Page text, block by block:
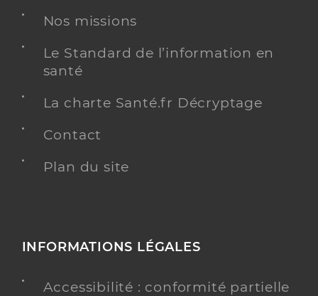
Nos missions
Le Standard de l’information en
santé
La charte Santé.fr Décryptage
Contact
Plan du site
INFORMATIONS LÉGALES
Accessibilité : conformité partielle